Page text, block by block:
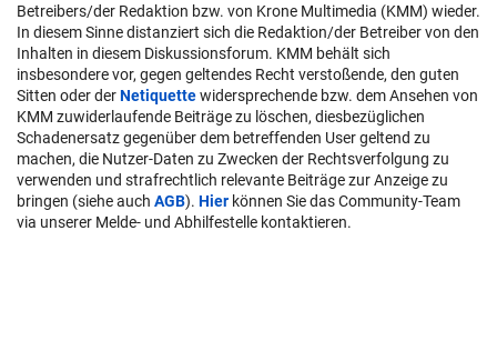
Betreibers/der Redaktion bzw. von Krone Multimedia (KMM) wieder.
In diesem Sinne distanziert sich die Redaktion/der Betreiber von den
Inhalten in diesem Diskussionsforum. KMM behält sich
insbesondere vor, gegen geltendes Recht verstoßende, den guten
Sitten oder derNetiquettewidersprechende bzw. dem Ansehen von
KMM zuwiderlaufende Beiträge zu löschen, diesbezüglichen
Schadenersatz gegenüber dem betreffenden User geltend zu
machen, die Nutzer-Daten zu Zwecken der Rechtsverfolgung zu
verwenden und strafrechtlich relevante Beiträge zur Anzeige zu
bringen (siehe auch AGB). Hier können Sie das Community-Team
via unserer Melde- und Abhilfestelle kontaktieren.